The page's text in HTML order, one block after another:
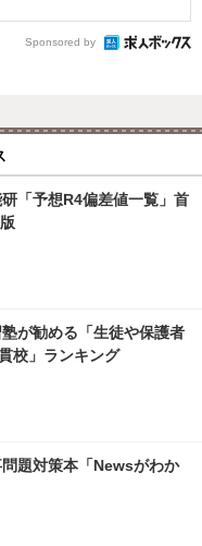
Sponsored by
研「予想R4偏差値一覧」首
塾が勧める「生徒や保護者
校」ランキング
問題対策本「Newsがわか